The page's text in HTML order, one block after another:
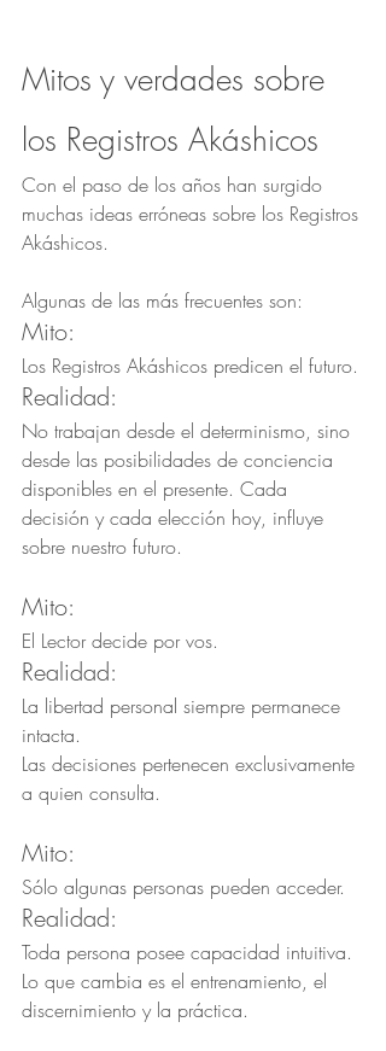
Mitos y verdades sobre
los Registros Akáshicos
Con el paso de los años han surgido
muchas ideas erróneas sobre los Registros
Akáshicos.
Algunas de las más frecuentes son:
Mito:
Los Registros Akáshicos predicen el futuro.
Realidad:
No trabajan desde el determinismo, sino
desde las posibilidades de conciencia
disponibles en el presente. Cada
decisión y cada elección hoy, influye
sobre nuestro futuro.
Mito:
El Lector decide por vos.
Realidad:
La libertad personal siempre permanece
intacta.
Las decisiones pertenecen exclusivamente
a quien consulta.
Mito:
Sólo algunas personas pueden acceder.
Realidad:
Toda persona posee capacidad intuitiva.
Lo que cambia es el entrenamiento, el
discernimiento y la práctica.